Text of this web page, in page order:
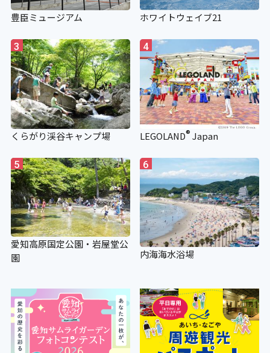
豊臣ミュージアム ホワイトウェイブ21
3
くらがり渓谷キャンプ場
4
LEGOLAND®Japan
5
愛知高原国定公園・岩屋堂公
園
6
内海海水浴場